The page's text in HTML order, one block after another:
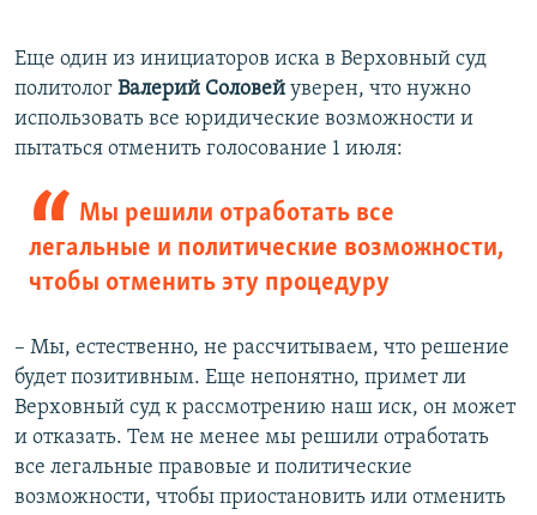
Еще один из инициаторов иска в Верховный суд
политолог Валерий Соловей уверен, что нужно
использовать все юридические возможности и
пытаться отменить голосование 1 июля:
Мы решили отработать все
легальные и политические возможности,
чтобы отменить эту процедуру
– Мы, естественно, не рассчитываем, что решение
будет позитивным. Еще непонятно, примет ли
Верховный суд к рассмотрению наш иск, он может
и отказать. Тем не менее мы решили отработать
все легальные правовые и политические
возможности, чтобы приостановить или отменить